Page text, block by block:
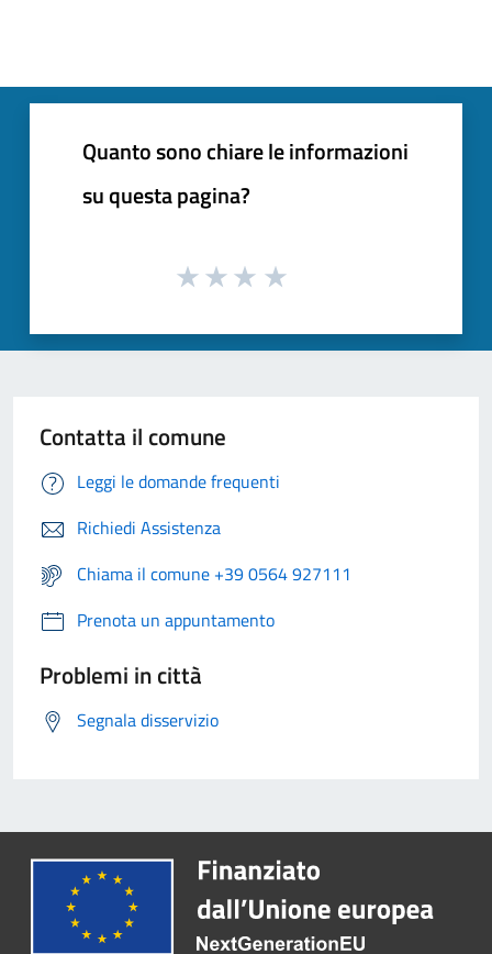
Quanto sono chiare le informazioni
su questa pagina?
Contatta il comune
Leggi le domande frequenti
Richiedi Assistenza
Chiama il comune +39 0564 927111
Prenota un appuntamento
Problemi in città
Segnala disservizio